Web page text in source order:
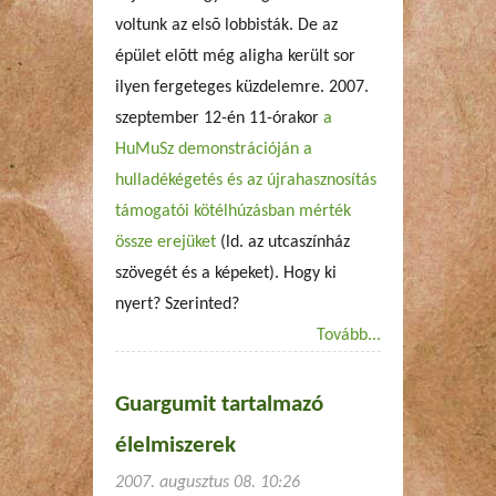
voltunk az elsõ lobbisták. De az
épület elõtt még aligha került sor
ilyen fergeteges küzdelemre. 2007.
szeptember 12-én 11-órakor a
HuMuSz demonstrációján a
hulladékégetés és az újrahasznosítás
támogatói kötélhúzásban mérték
össze erejüket (ld. az utcaszínház
szövegét és a képeket). Hogy ki
nyert? Szerinted?
Tovább...
Guargumit tartalmazó
élelmiszerek
2007. augusztus 08. 10:26